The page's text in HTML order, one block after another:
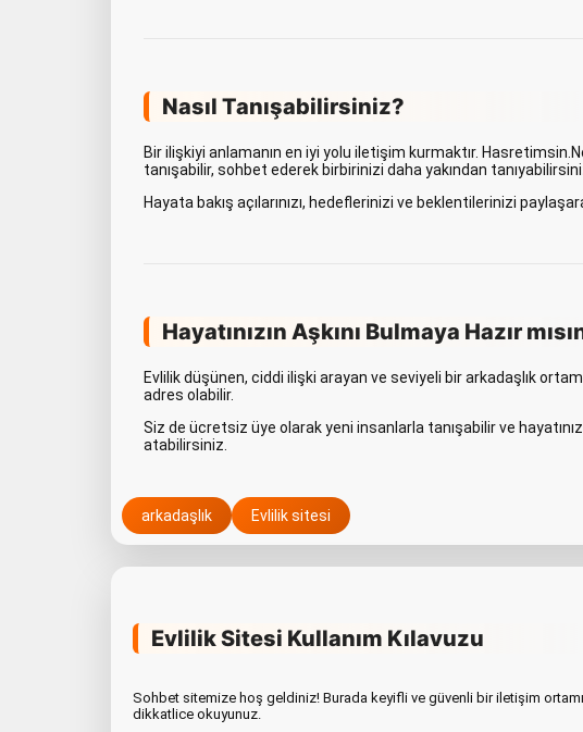
Nasıl Tanışabilirsiniz?
Bir ilişkiyi anlamanın en iyi yolu iletişim kurmaktır.
tanışabilir, sohbet ederek birbirinizi daha yakından
Hayata bakış açılarınızı, hedeflerinizi ve beklentilerinizi
Hayatınızın Aşkını Bulmaya Hazır
Evlilik düşünen, ciddi ilişki arayan ve seviyeli bir arkadaşlık
adres olabilir.
Siz de ücretsiz üye olarak yeni insanlarla tanışabilir ve
atabilirsiniz.
arkadaşlık Evlilik sitesi
Evlilik Sitesi Kullanım Kılavuzu
Sohbet sitemize hoş geldiniz! Burada keyifli ve güvenli bir iletişim
dikkatlice okuyunuz.